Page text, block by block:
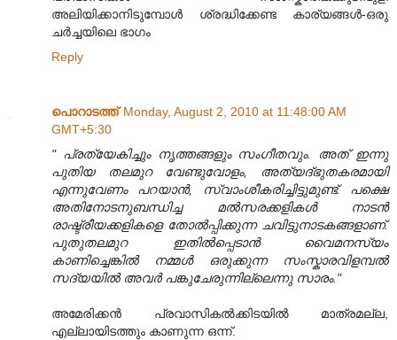
അലിയിക്കാനിടുമ്പോൾ ശ്രദ്ധിക്കേണ്ട കാര്യങ്ങൾ-ഒരു
ചർച്ചയിലെ ഭാഗം
Reply
പൊറാടത്ത് Monday, August 2, 2010 at 11:48:00 AM
GMT+5:30
" പ്രത്യേകിച്ചും നൃത്തങ്ങളും സംഗീതവും. അത് ഇന്നു
പുതിയ തലമുറ വേണ്ടുവോളം, അത്യദ്ഭുതകരമായി
എന്നുവേണം പറയാൻ, സ്വാംശീകരിച്ചിട്ടുമുണ്ട്. പക്ഷെ
അതിനോടനുബന്ധിച്ച മൽസരക്കളികൾ നാടൻ
രാഷ്ട്രീയക്കളികളെ തോൽ‌പ്പിക്കുന്ന ചവിട്ടുനാടകങ്ങളാണ്.
പുതുതലമുറ ഇതിൽ‌പ്പെടാൻ വൈമനസ്യം
കാണിച്ചെങ്കിൽ നമ്മൾ ഒരുക്കുന്ന സംസ്കാരവിളമ്പൽ
സദ്യയിൽ അവർ പങ്കുചേരുന്നില്ലെന്നു സാരം."
അമേരിക്കന്‍ പ്രവാസികല്‍ക്കിടയില്‍ മാത്രമല്ല,
എല്ലായിടത്തും കാണുന്ന ഒന്ന്.